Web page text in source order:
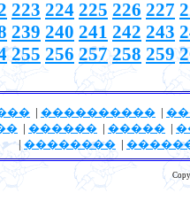
223 224 225 226 227
239 240 241 242 243
255 256 257 258 259
| ���������� |
| ������ | ����� |
| �������� |